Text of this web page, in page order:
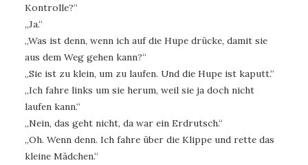
Kontrolle?“
„Ja.“
„Was ist denn, wenn ich auf die Hupe drücke, damit sie
aus dem Weg gehen kann?“
„Sie ist zu klein, um zu laufen. Und die Hupe ist kaputt.“
„Ich fahre links um sie herum, weil sie ja doch nicht
laufen kann.“
„Nein, das geht nicht, da war ein Erdrutsch.“
„Oh. Wenn denn. Ich fahre über die Klippe und rette das
kleine Mädchen.“